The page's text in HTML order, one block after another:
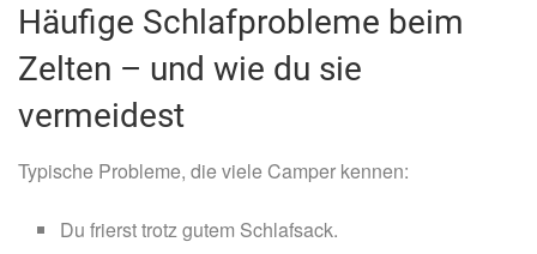
Häufige Schlafprobleme beim
Zelten – und wie du sie
vermeidest
Typische Probleme, die viele Camper kennen:
Du frierst trotz gutem Schlafsack.